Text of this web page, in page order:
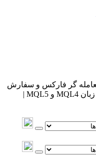
گر فارکس و سفارش
ربات و اکسپرت معامله گر متاتریدر به زبان MQL4 و MQL5 |